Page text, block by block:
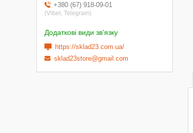
+380 (67) 918-09-01
(Viber, Telegram)
https://sklad23.com.ua/
sklad23store@gmail.com